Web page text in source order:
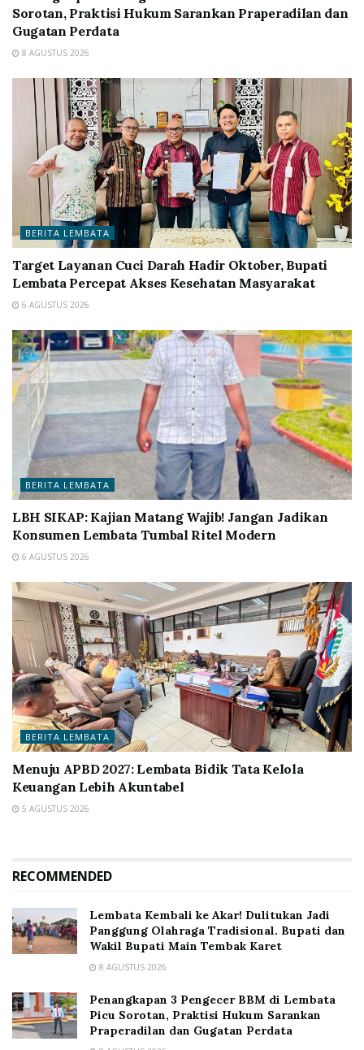
Sorotan, Praktisi Hukum Sarankan Praperadilan dan
Gugatan Perdata
8 AGUSTUS 2026
BERITA LEMBATA
Target Layanan Cuci Darah Hadir Oktober, Bupati
Lembata Percepat Akses Kesehatan Masyarakat
6 AGUSTUS 2026
BERITA LEMBATA
LBH SIKAP: Kajian Matang Wajib! Jangan Jadikan
Konsumen Lembata Tumbal Ritel Modern
6 AGUSTUS 2026
BERITA LEMBATA
Menuju APBD 2027: Lembata Bidik Tata Kelola
Keuangan Lebih Akuntabel
5 AGUSTUS 2026
RECOMMENDED
Lembata Kembali ke Akar! Dulitukan Jadi
Panggung Olahraga Tradisional. Bupati dan
Wakil Bupati Main Tembak Karet
8 AGUSTUS 2026
Penangkapan 3 Pengecer BBM di Lembata
Picu Sorotan, Praktisi Hukum Sarankan
Praperadilan dan Gugatan Perdata